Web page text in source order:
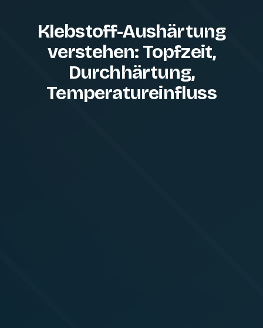
Klebstoff-Aushärtung
verstehen: Topfzeit,
Durchhärtung,
Temperatureinfluss